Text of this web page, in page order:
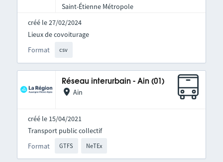
Saint-Étienne Métropole
créé le 27/02/2024
Format csv
Lieux de covoiturage
Réseau interurbain - Ain (01)
Ain
créé le 15/04/2021
Format GTFS NeTEx
Transport public collectif